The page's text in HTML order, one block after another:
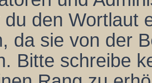
du den Wortlaut
da sie von der
Bitte schreibe